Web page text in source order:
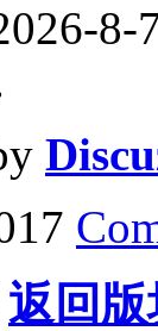
8-
返回版